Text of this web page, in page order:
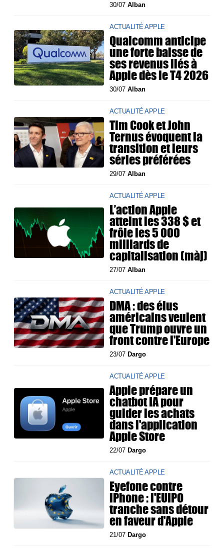
30/07Alban
ACTUALITÉ APPLE
Qualcomm anticipe
une forte baisse de
ses revenus liés à
Apple dès le T4 2026
30/07Alban
ACTUALITÉ APPLE
Tim Cook et John
Ternus évoquent la
transition et leurs
séries préférées
29/07Alban
ACTUALITÉ APPLE
L’action Apple
atteint les 338 $ et
frôle les 5 000
milliards de
capitalisation (màj)
27/07Alban
ACTUALITÉ APPLE
DMA : des élus
américains veulent
que Trump ouvre un
front contre l'Europe
23/07 Dargo
ACTUALITÉ APPLE
Apple prépare un
chatbot IA pour
guider les achats
dans l'application
Apple Store
22/07 Dargo
ACTUALITÉ APPLE
Eyefone contre
iPhone : l'EUIPO
tranche sans détour
en faveur d'Apple
21/07 Dargo